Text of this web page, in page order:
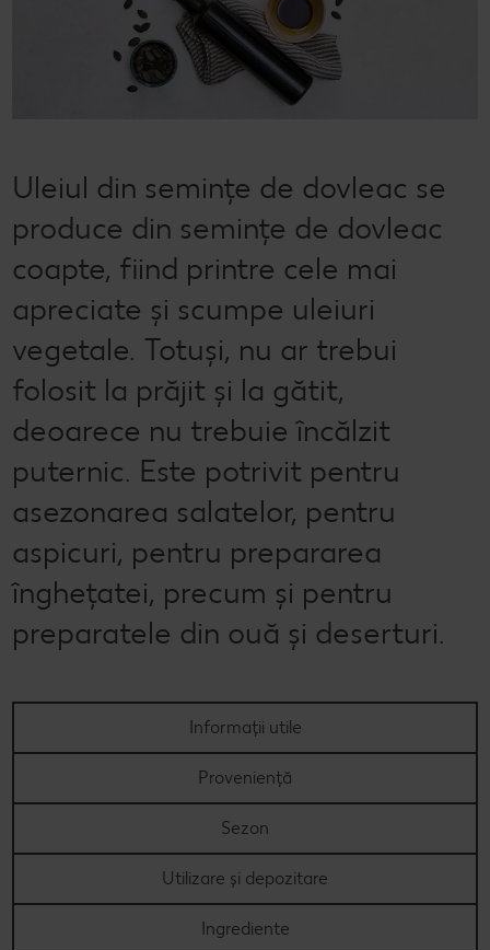
Dicționar de alimente
Valorile noastre
Rețete de mic dejun vegan
Rețete de prăjituri
Sustenabilitate
Concursuri
Marcă proprie Kaufland - și calitate și preț mic
Semințele de pepene verde
Bucuria de a găti
Uleiul din semințe de dovleac se
produce din semințe de dovleac
coapte, fiind printre cele mai
apreciate și scumpe uleiuri
vegetale. Totuși, nu ar trebui
folosit la prăjit și la gătit,
deoarece nu trebuie încălzit
puternic. Este potrivit pentru
asezonarea salatelor, pentru
aspicuri, pentru prepararea
înghețatei, precum și pentru
preparatele din ouă și deserturi.
Informații utile
Proveniență
Sezon
Utilizare și depozitare
Ingrediente